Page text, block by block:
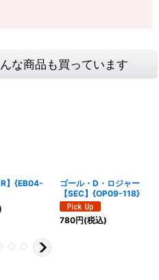
な商品も買っています
】{EB04-
ゴール・D・ロジャー
【SEC】{OP09-118}
780円(税込)